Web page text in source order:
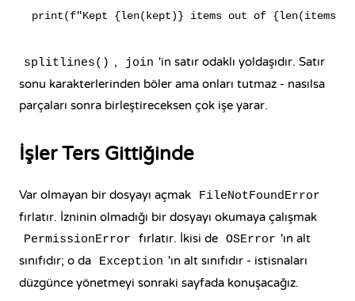
splitlines() , join 'in satır odaklı yoldaşıdır. Satır
sonu karakterlerinden böler ama onları tutmaz - nasılsa
parçaları sonra birleştireceksen çok işe yarar.
İşler Ters Gittiğinde
Var olmayan bir dosyayı açmak FileNotFoundError
fırlatır. İzninin olmadığı bir dosyayı okumaya çalışmak
PermissionError fırlatır. İkisi de OSError 'ın alt
sınıfıdır; o da
Exception 'ın alt sınıfıdır - istisnaları
düzgünce yönetmeyi sonraki sayfada konuşacağız.